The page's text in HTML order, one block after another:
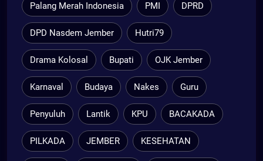
Palang Merah Indonesia PMI DPRD
DPD Nasdem Jember Hutri79
Drama Kolosal Bupati OJK Jember
Karnaval Budaya Nakes Guru
Penyuluh Lantik KPU BACAKADA
PILKADA JEMBER KESEHATAN